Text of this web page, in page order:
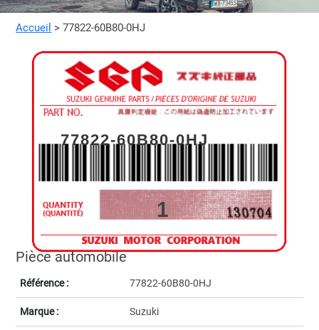
Accueil > 77822-60B80-0HJ
Pièce automobile
Référence : 77822-60B80-0HJ
Marque : Suzuki
77822-60B80-0HJ
1